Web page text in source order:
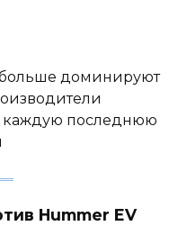
доминируют
каждую последнюю
Hummer EV